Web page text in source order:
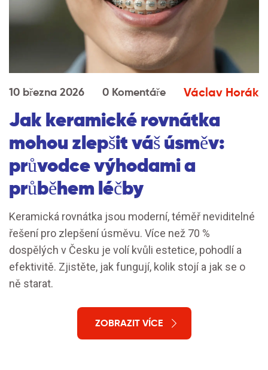
10 března 2026 0 Komentáře Václav Horák
Jak keramické rovnátka
mohou zlepšit váš úsměv:
průvodce výhodami a
průběhem léčby
Keramická rovnátka jsou moderní, téměř neviditelné
řešení pro zlepšení úsměvu. Více než 70 %
dospělých v Česku je volí kvůli estetice, pohodlí a
efektivitě. Zjistěte, jak fungují, kolik stojí a jak se o
ně starat.
ZOBRAZIT VÍCE